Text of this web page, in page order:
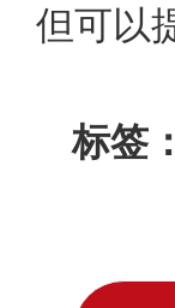
但可以
标签：